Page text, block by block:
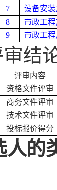
7
设备安
8
市政工
9
市政工
结
评审内容
资格文件评审
商务文件评审
技术文件评审
投标报价得分
人的